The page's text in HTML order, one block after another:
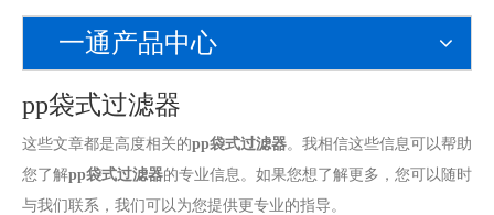
一通产品中心
pp袋式过滤器
这些文章都是高度相关的pp袋式过滤器。我相信这些信息可以帮助
您了解pp袋式过滤器的专业信息。如果您想了解更多，您可以随时
与我们联系，我们可以为您提供更专业的指导。